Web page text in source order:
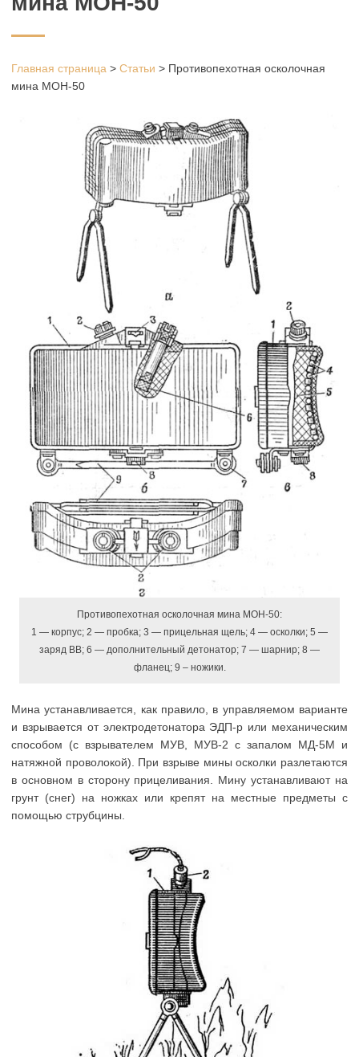
Главная страница > Статьи > Противопехотная осколочная
мина МОН-50
Противопехотная осколочная мина МОН-50:
1 — корпус; 2 — пробка; 3 — прицельная щель; 4 — осколки; 5 —
заряд ВВ; 6 — дополнительный детонатор; 7 — шарнир; 8 —
фланец; 9 – ножики.
Мина устанавливается, как правило, в управляемом варианте
и взрывается от электродетонатора ЭДП-р или механическим
способом (с взрывателем МУВ, МУВ-2 с запалом МД-5М и
натяжной проволокой). При взрыве мины осколки разлетаются
в основном в сторону прицеливания. Мину устанавливают на
грунт (снег) на ножках или крепят на местные предметы с
помощью струбцины.